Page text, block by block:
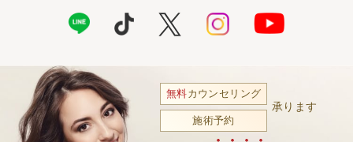
無料カウンセリング
施術予約
承ります